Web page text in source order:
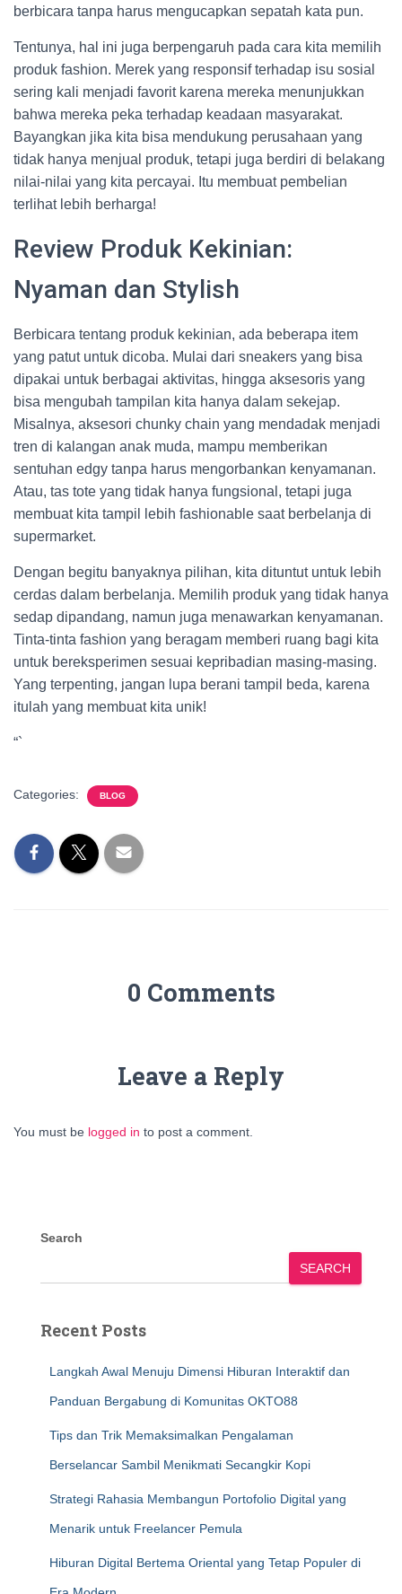
berbicara tanpa harus mengucapkan sepatah kata pun.
Tentunya, hal ini juga berpengaruh pada cara kita memilih
produk fashion. Merek yang responsif terhadap isu sosial
sering kali menjadi favorit karena mereka menunjukkan
bahwa mereka peka terhadap keadaan masyarakat.
Bayangkan jika kita bisa mendukung perusahaan yang
tidak hanya menjual produk, tetapi juga berdiri di belakang
nilai-nilai yang kita percayai. Itu membuat pembelian
terlihat lebih berharga!
Review Produk Kekinian:
Nyaman dan Stylish
Berbicara tentang produk kekinian, ada beberapa item
yang patut untuk dicoba. Mulai dari sneakers yang bisa
dipakai untuk berbagai aktivitas, hingga aksesoris yang
bisa mengubah tampilan kita hanya dalam sekejap.
Misalnya, aksesori chunky chain yang mendadak menjadi
tren di kalangan anak muda, mampu memberikan
sentuhan edgy tanpa harus mengorbankan kenyamanan.
Atau, tas tote yang tidak hanya fungsional, tetapi juga
membuat kita tampil lebih fashionable saat berbelanja di
supermarket.
Dengan begitu banyaknya pilihan, kita dituntut untuk lebih
cerdas dalam berbelanja. Memilih produk yang tidak hanya
sedap dipandang, namun juga menawarkan kenyamanan.
Tinta-tinta fashion yang beragam memberi ruang bagi kita
untuk bereksperimen sesuai kepribadian masing-masing.
Yang terpenting, jangan lupa berani tampil beda, karena
itulah yang membuat kita unik!
“`
Categories: BLOG
0 Comments
Leave a Reply
You must be logged in to post a comment.
Search
SEARCH
Recent Posts
Langkah Awal Menuju Dimensi Hiburan Interaktif dan
Panduan Bergabung di Komunitas OKTO88
Tips dan Trik Memaksimalkan Pengalaman
Berselancar Sambil Menikmati Secangkir Kopi
Strategi Rahasia Membangun Portofolio Digital yang
Menarik untuk Freelancer Pemula
Hiburan Digital Bertema Oriental yang Tetap Populer di